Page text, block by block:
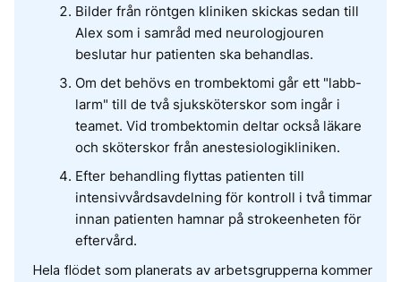
Bilder från röntgen kliniken skickas sedan till
Alex som i samråd med neurologjouren
beslutar hur patienten ska behandlas.
Om det behövs en trombektomi går ett "labb-
larm" till de två sjuksköterskor som ingår i
teamet. Vid trombektomin deltar också läkare
och sköterskor från anestesiologikliniken.
Efter behandling flyttas patienten till
intensivvårdsavdelning för kontroll i två timmar
innan patienten hamnar på strokeenheten för
eftervård.
Hela flödet som planerats av arbetsgrupperna kommer